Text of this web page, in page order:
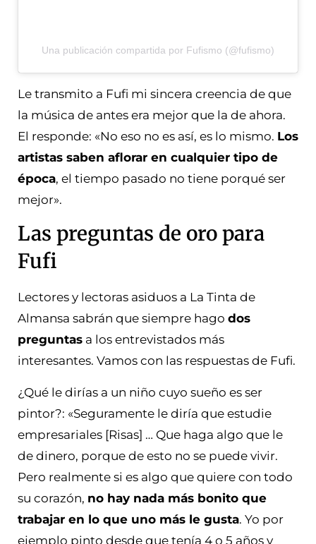
Una publicación compartida por Fufismo (@fufismo)
Le transmito a Fufi mi sincera creencia de que
la música de antes era mejor que la de ahora.
El responde: «No eso no es así, es lo mismo. Los
artistas saben aflorar en cualquier tipo de
época, el tiempo pasado no tiene porqué ser
mejor».
Las preguntas de oro para
Fufi
Lectores y lectoras asiduos a La Tinta de
Almansa sabrán que siempre hago dos
preguntas a los entrevistados más
interesantes. Vamos con las respuestas de Fufi.
¿Qué le dirías a un niño cuyo sueño es ser
pintor?: «Seguramente le diría que estudie
empresariales [Risas] … Que haga algo que le
de dinero, porque de esto no se puede vivir.
Pero realmente si es algo que quiere con todo
su corazón, no hay nada más bonito que
trabajar en lo que uno más le gusta. Yo por
ejemplo pinto desde que tenía 4 o 5 años y